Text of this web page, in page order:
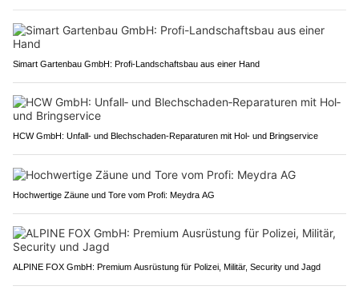
Simart Gartenbau GmbH: Profi-Landschaftsbau aus einer Hand
HCW GmbH: Unfall‑ und Blechschaden‑Reparaturen mit Hol‑ und Bringservice
Hochwertige Zäune und Tore vom Profi: Meydra AG
ALPINE FOX GmbH: Premium Ausrüstung für Polizei, Militär, Security und Jagd